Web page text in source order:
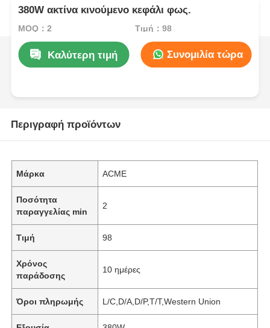
380W ακτίνα κινούμενο κεφάλι φως.
MOQ：2 Τιμή：98
Καλύτερη τιμή Συνομιλία τώρα
Περιγραφή προϊόντων
Μάρκα ACME
Ποσότητα
παραγγελίας min
2
Τιμή 98
Χρόνος
παράδοσης
10 ημέρες
Όροι πληρωμής L/C,D/A,D/P,T/T,Western Union